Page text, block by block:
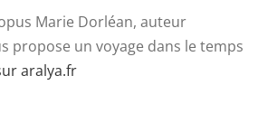
Marie Dorléan, auteur
propose un voyage dans le temps
aralya.fr